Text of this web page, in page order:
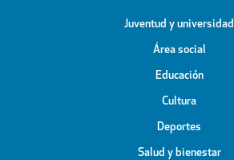
Juventud y universidad
Área social
Educación
Cultura
Deportes
Salud y bienestar